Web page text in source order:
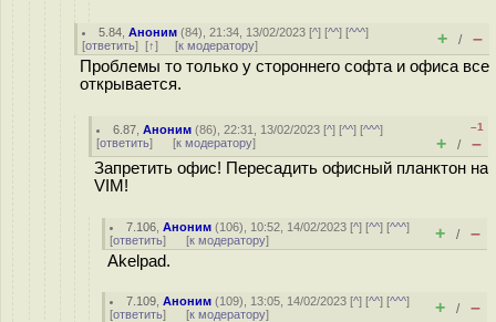
5.84 ,Аноним (84), 21:34, 13/02/2023 [^] [^^] [^^^]
[ответить] [↑] [к модератору] + / –
Проблемы то только у стороннего софта и офиса все
открывается.
6.87 ,Аноним (86), 22:31, 13/02/2023 [^] [^^] [^^^]
[ответить] [к модератору]
–1
+ / –
Запретить офис! Пересадить офисный планктон на
VIM!
7.106 ,Аноним (106), 10:52, 14/02/2023 [^] [^^] [^^^]
[ответить] [к модератору] + / –
Akelpad.
7.109 ,Аноним (109), 13:05, 14/02/2023 [^] [^^] [^^^]
[ответить] [к модератору] + / –